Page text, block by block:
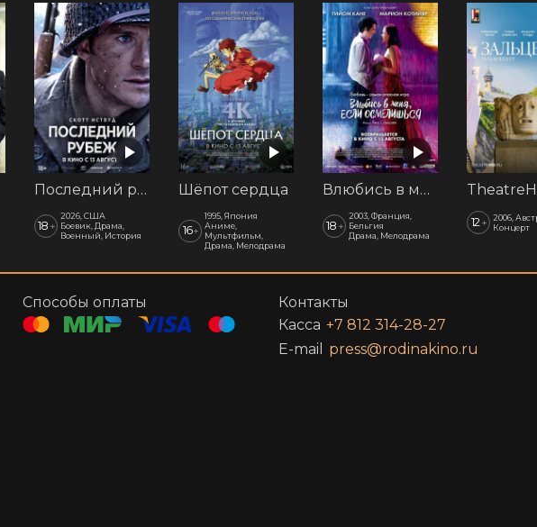
Последний рубеж
18 +
2026, США
Боевик, Драма,
Военный, История
Шёпот сердца
16+
1995, Япония
Аниме,
Мультфильм,
Драма, Мелодрама
Влюбись в меня, если осмелишься
18 +
2003, Франция,
Бельгия
Драма, Мелодрама
12+
2006,
Концерт
Способы оплаты
Контакты
Касса +7 812 314-28-27
E-mail
press@rodinakino.ru